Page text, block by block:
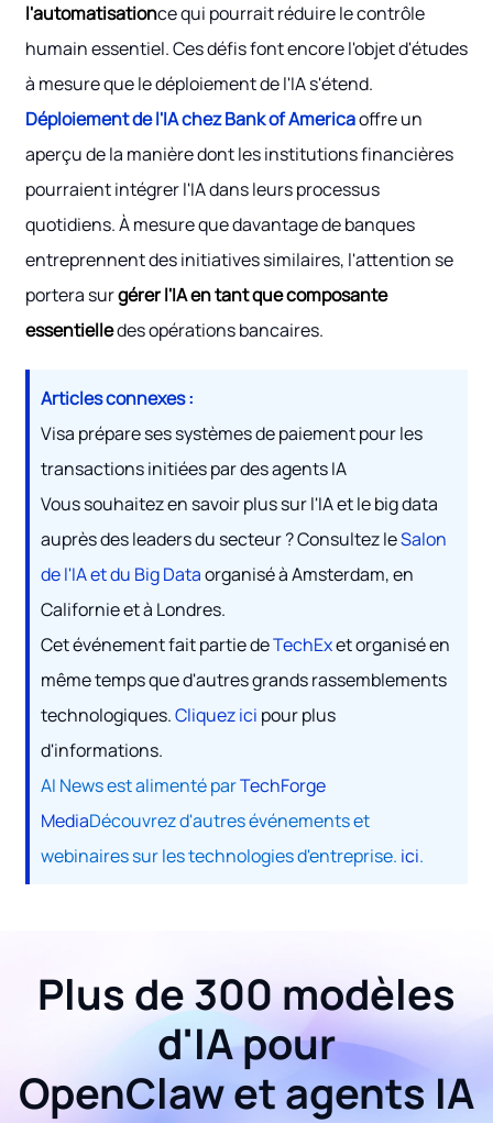
l'automatisationce qui pourrait réduire le contrôle
humain essentiel. Ces défis font encore l'objet d'études
à mesure que le déploiement de l'IA s'étend.
Déploiement de l'IA chez Bank of Americaoffre un
aperçu de la manière dont les institutions financières
pourraient intégrer l'IA dans leurs processus
quotidiens. À mesure que davantage de banques
entreprennent des initiatives similaires, l'attention se
portera surgérer l'IA en tant que composante
essentielledes opérations bancaires.
Articles connexes :
Visa prépare ses systèmes de paiement pour les
transactions initiées par des agents IA
Vous souhaitez en savoir plus sur l'IA et le big data
auprès des leaders du secteur ? Consultez leSalon
de l'IA et du Big Dataorganisé à Amsterdam, en
Californie et à Londres.
Cet événement fait partie deTechExet organisé en
même temps que d'autres grands rassemblements
technologiques.Cliquez ici pour plus
d'informations.
AI News est alimenté parTechForge
MediaDécouvrez d'autres événements et
webinaires sur les technologies d'entreprise. ici.
Plus de 300 modèles
d'IA pour
OpenClaw et agents IA